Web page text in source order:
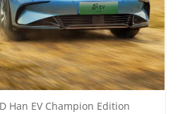
Han EV Champion Edition